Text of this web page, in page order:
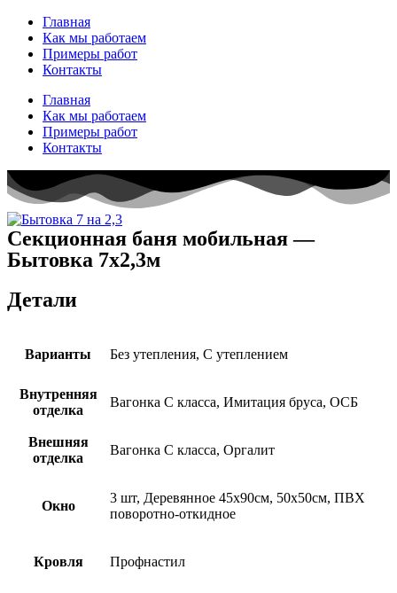
Перейти
содержимому
Главная
Как мы работаем
Примеры работ
Контакты
Главная
Как мы работаем
Примеры работ
Контакты
Секционная баня мобильная —
Бытовка 7х2,3м
Детали
Варианты Без утепления, С утеплением
Внутренняя
отделка
Вагонка С класса, Имитация бруса, ОСБ
Внешняя
отделка
Вагонка С класса, Оргалит
Окно
3 шт, Деревянное 45х90см, 50х50см, ПВХ
поворотно-откидное
Кровля Профнастил